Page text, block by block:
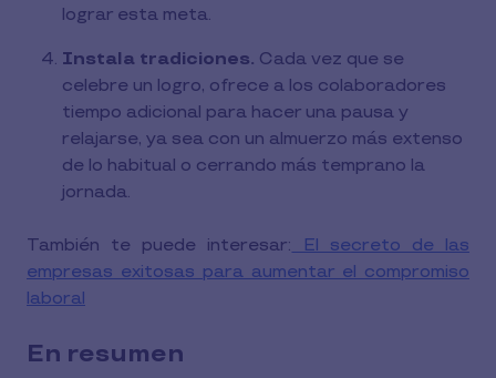
lograr esta meta.
Instala tradiciones. Cada vez que se
celebre un logro, ofrece a los colaboradores
tiempo adicional para hacer una pausa y
relajarse, ya sea con un almuerzo más extenso
de lo habitual o cerrando más temprano la
jornada.
También te puede interesar: El secreto de las
empresas exitosas para aumentar el compromiso
laboral
En resumen